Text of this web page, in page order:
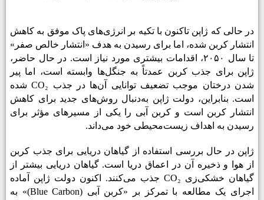
در حالی که ژاپن تاکنون با تکیه بر انرژی‌های پاک موفق به کاهش
انتشار کربن شده، اما برای رسیدن به هدف «انتشار خالص صفر»
تا سال ۲۰۵۰، اقدامات بیشتری مورد نیاز است. در حال حاضر،
ژاپن برای جذب کربن عمدتاً به جنگل‌ها وابسته است، اما پیر
شدن درختان موجب تضعیف توانایی آن‌ها در جذب CO₂ شده
است. بنابراین، دولت ژاپن به‌دنبال روش‌های جدید برای کاهش
انتشار کربن است و کربن آبی را یکی از مسیرهای مؤثر برای
رسیدن به اهداف زیست‌محیطی خود می‌داند.
ژاپن در حال بررسی استفاده از گیاهان دریایی برای جذب کربن
از هوا و ذخیره آن در اعماق دریا است. گیاهان دریایی بیشتر از
گیاهان خشکی‌زی CO₂
جذب می‌کنند. اکنون دولت ژاپن آماده
اجرای یک مطالعه با تمرکز بر «کربن آبی (Blue Carbon
)» به